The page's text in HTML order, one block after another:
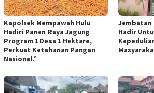
Kapolsek Mempawah Hulu
Hadiri Panen Raya Jagung
Program 1 Desa 1 Hektare,
Perkuat Ketahanan Pangan
Nasional.”
Jembatan
Hadir